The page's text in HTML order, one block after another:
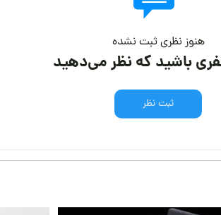
هنوز نظری ثبت نشده
باشید که نظر می‌دهید
ثبت نظر